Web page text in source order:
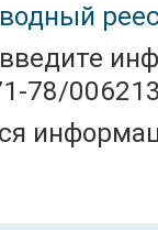
78/